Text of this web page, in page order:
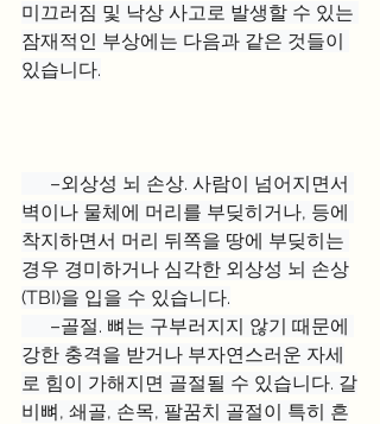
미끄러짐 및 낙상 사고로 발생할 수 있는
잠재적인 부상에는 다음과 같은 것들이
있습니다.
–외상성 뇌 손상. 사람이 넘어지면서
벽이나 물체에 머리를 부딪히거나, 등에
착지하면서 머리 뒤쪽을 땅에 부딪히는
경우 경미하거나 심각한 외상성 뇌 손상
(TBI)을 입을 수 있습니다.
–골절. 뼈는 구부러지지 않기 때문에
강한 충격을 받거나 부자연스러운 자세
로 힘이 가해지면 골절될 수 있습니다. 갈
비뼈, 쇄골, 손목, 팔꿈치 골절이 특히 흔